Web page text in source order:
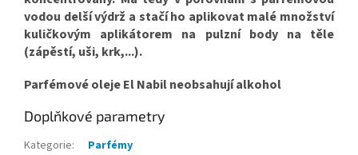
vodou delší výdrž a stačí ho aplikovat malé množství
kuličkovým aplikátorem na pulzní body na těle
(zápěstí, uši, krk,...).
Parfémové oleje El Nabil neobsahují alkohol
Doplňkové parametry
Kategorie: Parfémy